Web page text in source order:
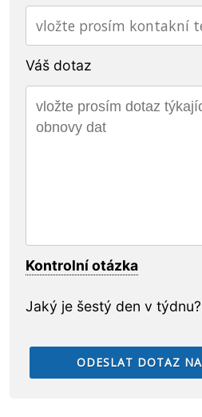
Váš dotaz
Kontrolní otázka
Jaký je šestý den v týdnu?